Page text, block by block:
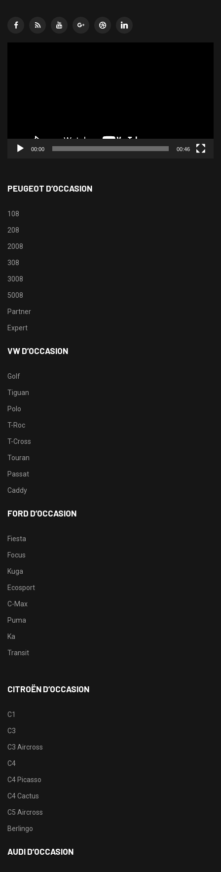
00:00 00:46
PEUGEOT D’OCCASION
108
208
2008
308
3008
5008
Partner
Expert
VW D’OCCASION
Golf
Tiguan
Polo
T-Roc
T-Cross
Touran
Passat
Caddy
FORD D’OCCASION
Fiesta
Focus
Kuga
Ecosport
C-Max
Puma
Ka
Transit
CITROËN D’OCCASION
C1
C3
C3 Aircross
C4
C4 Picasso
C4 Cactus
C5 Aircross
Berlingo
AUDI D’OCCASION